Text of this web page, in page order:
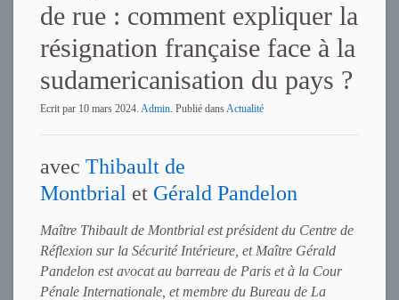
de rue : comment expliquer la
résignation française face à la
sudamericanisation du pays ?
Ecrit par 10 mars 2024. Admin. Publié dansActualité
avec Thibault de
Montbrial et Gérald Pandelon
Maître Thibault de Montbrial est président du Centre de
Réflexion sur la Sécurité Intérieure, et Maître Gérald
Pandelon est avocat au barreau de Paris et à la Cour
Pénale Internationale, et membre du Bureau de La